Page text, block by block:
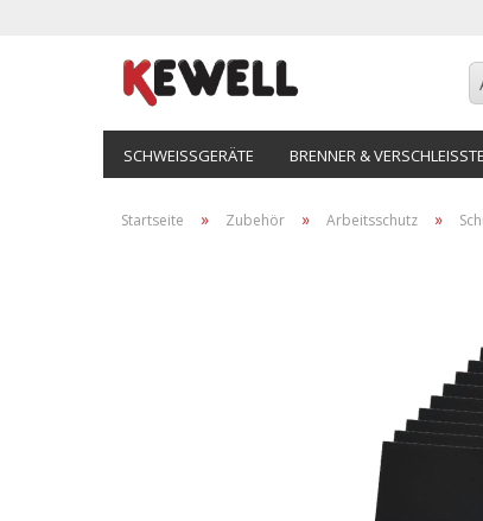
SCHWEISSGERÄTE BRENNER &
Startseite » Zubehör » Arbeitsschutz »